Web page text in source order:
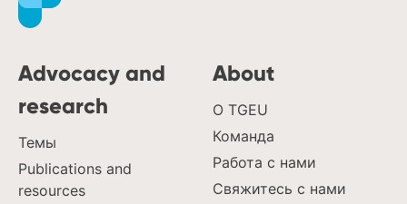
Advocacy and
research
Темы
Publications and
resources
About
О TGEU
Команда
Работа с нами
Свяжитесь с нами